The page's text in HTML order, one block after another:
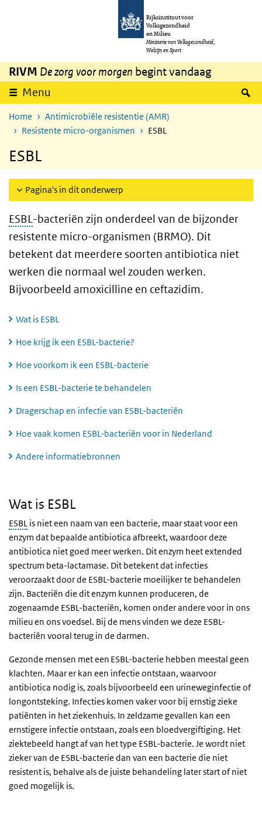
Overslaan en naar de inhoud gaan
Rijksinstituut voor
Volksgezondheid
en Milieu
Ministerie van Volksgezondheid,
Welzijn en Sport
RIVM De zorg voor morgen begint vandaag
Menu
Home
Antimicrobiële resistentie (AMR)
Resistente micro-organismen
ESBL
ESBL
Pagina's in dit onderwerp
ESBL-bacteriën zijn onderdeel van de bijzonder
resistente micro-organismen (BRMO). Dit
betekent dat meerdere soorten antibiotica niet
werken die normaal wel zouden werken.
Bijvoorbeeld amoxicilline en ceftazidim.
Wat is ESBL
Hoe krijg ik een ESBL-bacterie?
Hoe voorkom ik een ESBL-bacterie
Is een ESBL-bacterie te behandelen
Dragerschap en infectie van ESBL-bacteriën
Hoe vaak komen ESBL-bacteriën voor in Nederland
Andere informatiebronnen
Wat is ESBL
ESBL is niet een naam van een bacterie, maar staat voor een
enzym dat bepaalde antibiotica afbreekt, waardoor deze
antibiotica niet goed meer werken. Dit enzym heet extended
spectrum beta-lactamase. Dit betekent dat infecties
veroorzaakt door de ESBL-bacterie moeilijker te behandelen
zijn. Bacteriën die dit enzym kunnen produceren, de
zogenaamde ESBL-bacteriën, komen onder andere voor in ons
milieu en ons voedsel. Bij de mens vinden we deze ESBL-
bacteriën vooral terug in de darmen.
Gezonde mensen met een ESBL-bacterie hebben meestal geen
klachten. Maar er kan een infectie ontstaan, waarvoor
antibiotica nodig is, zoals bijvoorbeeld een urineweginfectie of
longontsteking. Infecties komen vaker voor bij ernstig zieke
patiënten in het ziekenhuis. In zeldzame gevallen kan een
ernstigere infectie ontstaan, zoals een bloedvergiftiging. Het
ziektebeeld hangt af van het type ESBL-bacterie. Je wordt niet
zieker van de ESBL-bacterie dan van een bacterie die niet
resistent is, behalve als de juiste behandeling later start of niet
goed mogelijk is.